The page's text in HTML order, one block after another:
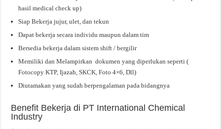
hasil medical check up)
Siap Bekerja jujur, ulet, dan tekun
Dapat bekerja secara individu maupun dalam tim
Bersedia bekerja dalam sistem shift / bergilir
Memiliki dan Melampirkan dokumen yang diperlukan seperti (
Fotocopy KTP, Ijazah, SKCK, Foto 4×6, Dll)
Diutamakan yang sudah berpengalaman pada bidangnya
Benefit Bekerja di PT International Chemical
Industry